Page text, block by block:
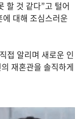
할 것 같다”고 털어
대해 조심스러운
접 알리며 새로운 인
재혼관을 솔직하게